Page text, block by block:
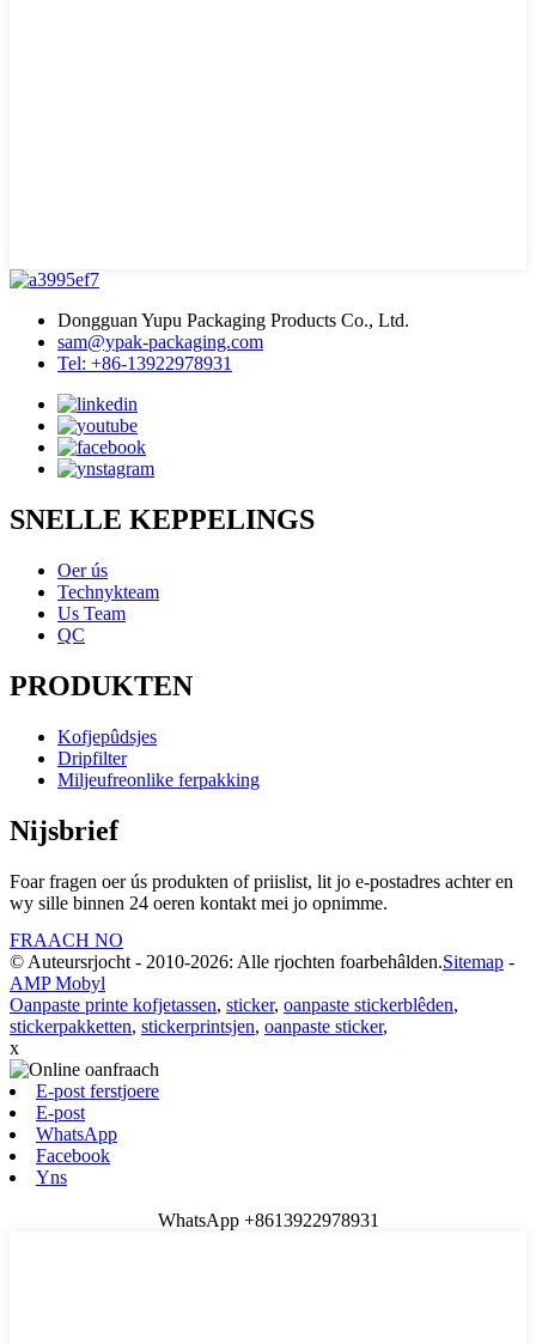
Dongguan Yupu Packaging Products Co., Ltd.
sam@ypak-packaging.com
Tel: +86-13922978931
SNELLE KEPPELINGS
Oer ús
Technykteam
Us Team
QC
PRODUKTEN
Kofjepûdsjes
Dripfilter
Miljeufreonlike ferpakking
Nijsbrief
Foar fragen oer ús produkten of priislist, lit jo e-postadres achter en
wy sille binnen 24 oeren kontakt mei jo opnimme.
FRAACH NO
© Auteursrjocht - 2010-2026: Alle rjochten foarbehâlden.Sitemap -
AMP Mobyl
Oanpaste printe kofjetassen, sticker, oanpaste stickerblêden,
stickerpakketten, stickerprintsjen, oanpaste sticker,
x
E-post ferstjoere
E-post
WhatsApp
Facebook
Yns
WhatsApp +8613922978931